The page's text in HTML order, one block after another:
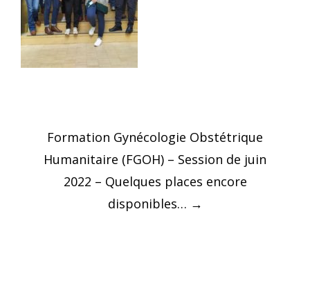
Post
navigation
Formation Gynécologie Obstétrique
Humanitaire (FGOH) – Session de juin
2022 – Quelques places encore
disponibles… →